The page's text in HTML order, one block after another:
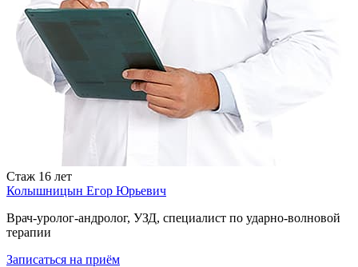
Стаж 16 лет
Колышницын Егор Юрьевич
Врач-уролог-андролог, УЗД, специалист по ударно-волновой
терапии
Записаться на приём